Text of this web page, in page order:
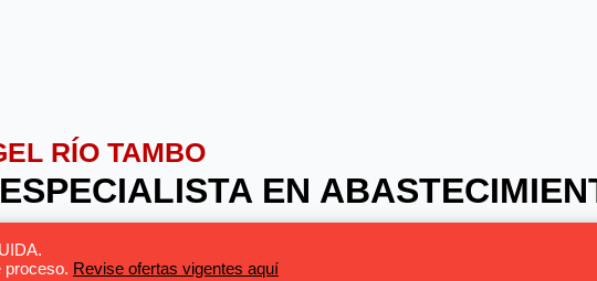
RÍO TAMBO
EN
proceso. Revise ofertas vigentes aquí